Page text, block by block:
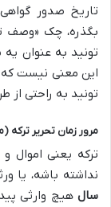
تاریخ صدور
بگذره، چک «وصف
تونید به عنوان
این معنی نیست که
تونید به راحتی از
مرور زمان تحریر ترکه (ماده ۳۳۵ قانون
ترکه یعنی اموال
نداشته باشه، یا
سال هیچ وارثی